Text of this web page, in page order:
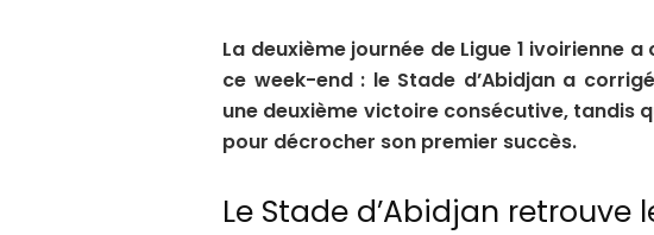
La deuxième journée de Ligue 1 ivoirienne
ce week-end : le Stade d’Abidjan a
une deuxième victoire consécutive, tandis
pour décrocher son premier succès.
Le Stade d’Abidjan retrouve